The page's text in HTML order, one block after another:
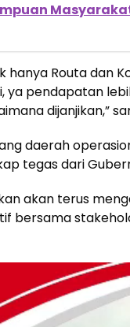
hanya Routa dan
ya pendapatan
dijanjikan,”
daerah
tegas dari
akan terus
bersama